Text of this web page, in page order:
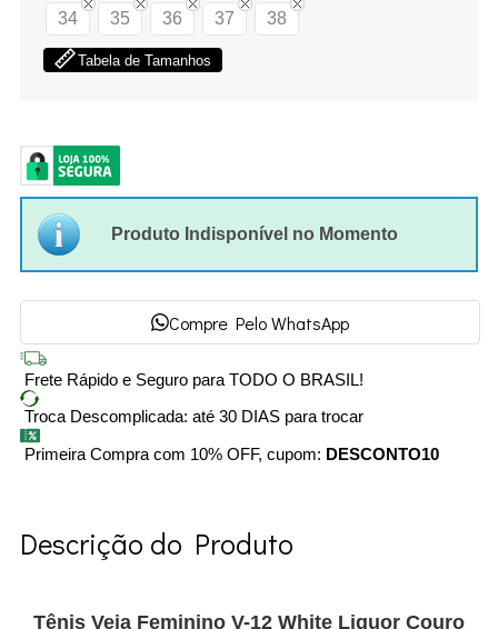
34 35 36 37 38
Tabela de Tamanhos
Produto Indisponível no Momento
Compre Pelo WhatsApp
Frete Rápido e Seguro para TODO O BRASIL!
Troca Descomplicada: até 30 DIAS para trocar
Primeira Compra com 10% OFF, cupom: DESCONTO10
Descrição do Produto
Tênis Veja Feminino V-12 White Liquor Couro